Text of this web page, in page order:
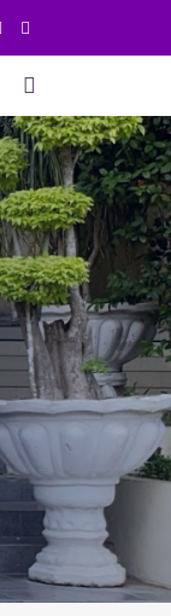
TERBARU